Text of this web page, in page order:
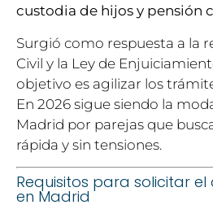
custodia de hijos y pensión
Surgió como respuesta a la
Civil y la Ley de
objetivo es agilizar los
En 2026 sigue siendo la
Madrid por parejas que
rápida y sin tensiones.
Requisitos para solicitar el
en Madrid